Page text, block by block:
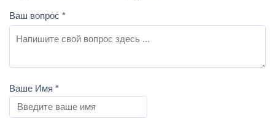
Ваш вопрос *
Ваше Имя *